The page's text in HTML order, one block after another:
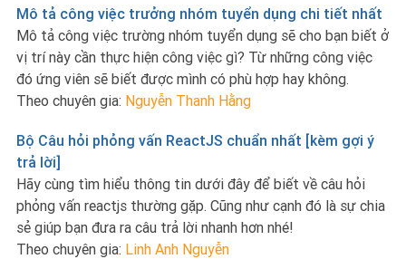
Mô tả công việc trưởng nhóm tuyển dụng chi tiết nhất
Mô tả công việc trường nhóm tuyển dụng sẽ cho bạn biết ở
vị trí này cần thực hiện công việc gì? Từ những công việc
đó ứng viên sẽ biết được mình có phù hợp hay không.
Theo chuyên gia: Nguyễn Thanh Hằng
Bộ Câu hỏi phỏng vấn ReactJS chuẩn nhất [kèm gợi ý
trả lời]
Hãy cùng tìm hiểu thông tin dưới đây để biết về câu hỏi
phỏng vấn reactjs thường gặp. Cũng như cạnh đó là sự chia
sẻ giúp bạn đưa ra câu trả lời nhanh hơn nhé!
Theo chuyên gia: Linh Anh Nguyễn